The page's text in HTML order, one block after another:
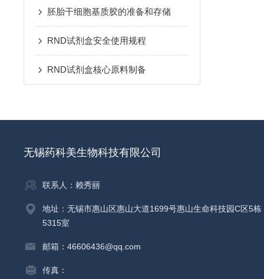
胚胎干细胞基质胶的准备和存储
RND试剂盒安全使用规程
RND试剂盒核心原料制备
无锡药科美生物科技有限公司
联系人：赖秀丽
地址：无锡市惠山区惠山大道1699号惠山生命科技园C区5栋
5315室
邮箱：46606436@qq.com
传真：